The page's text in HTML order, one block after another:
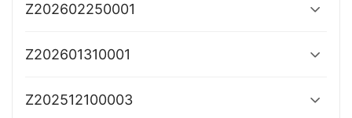
Z202602250001
Z202601310001
Z202512100003